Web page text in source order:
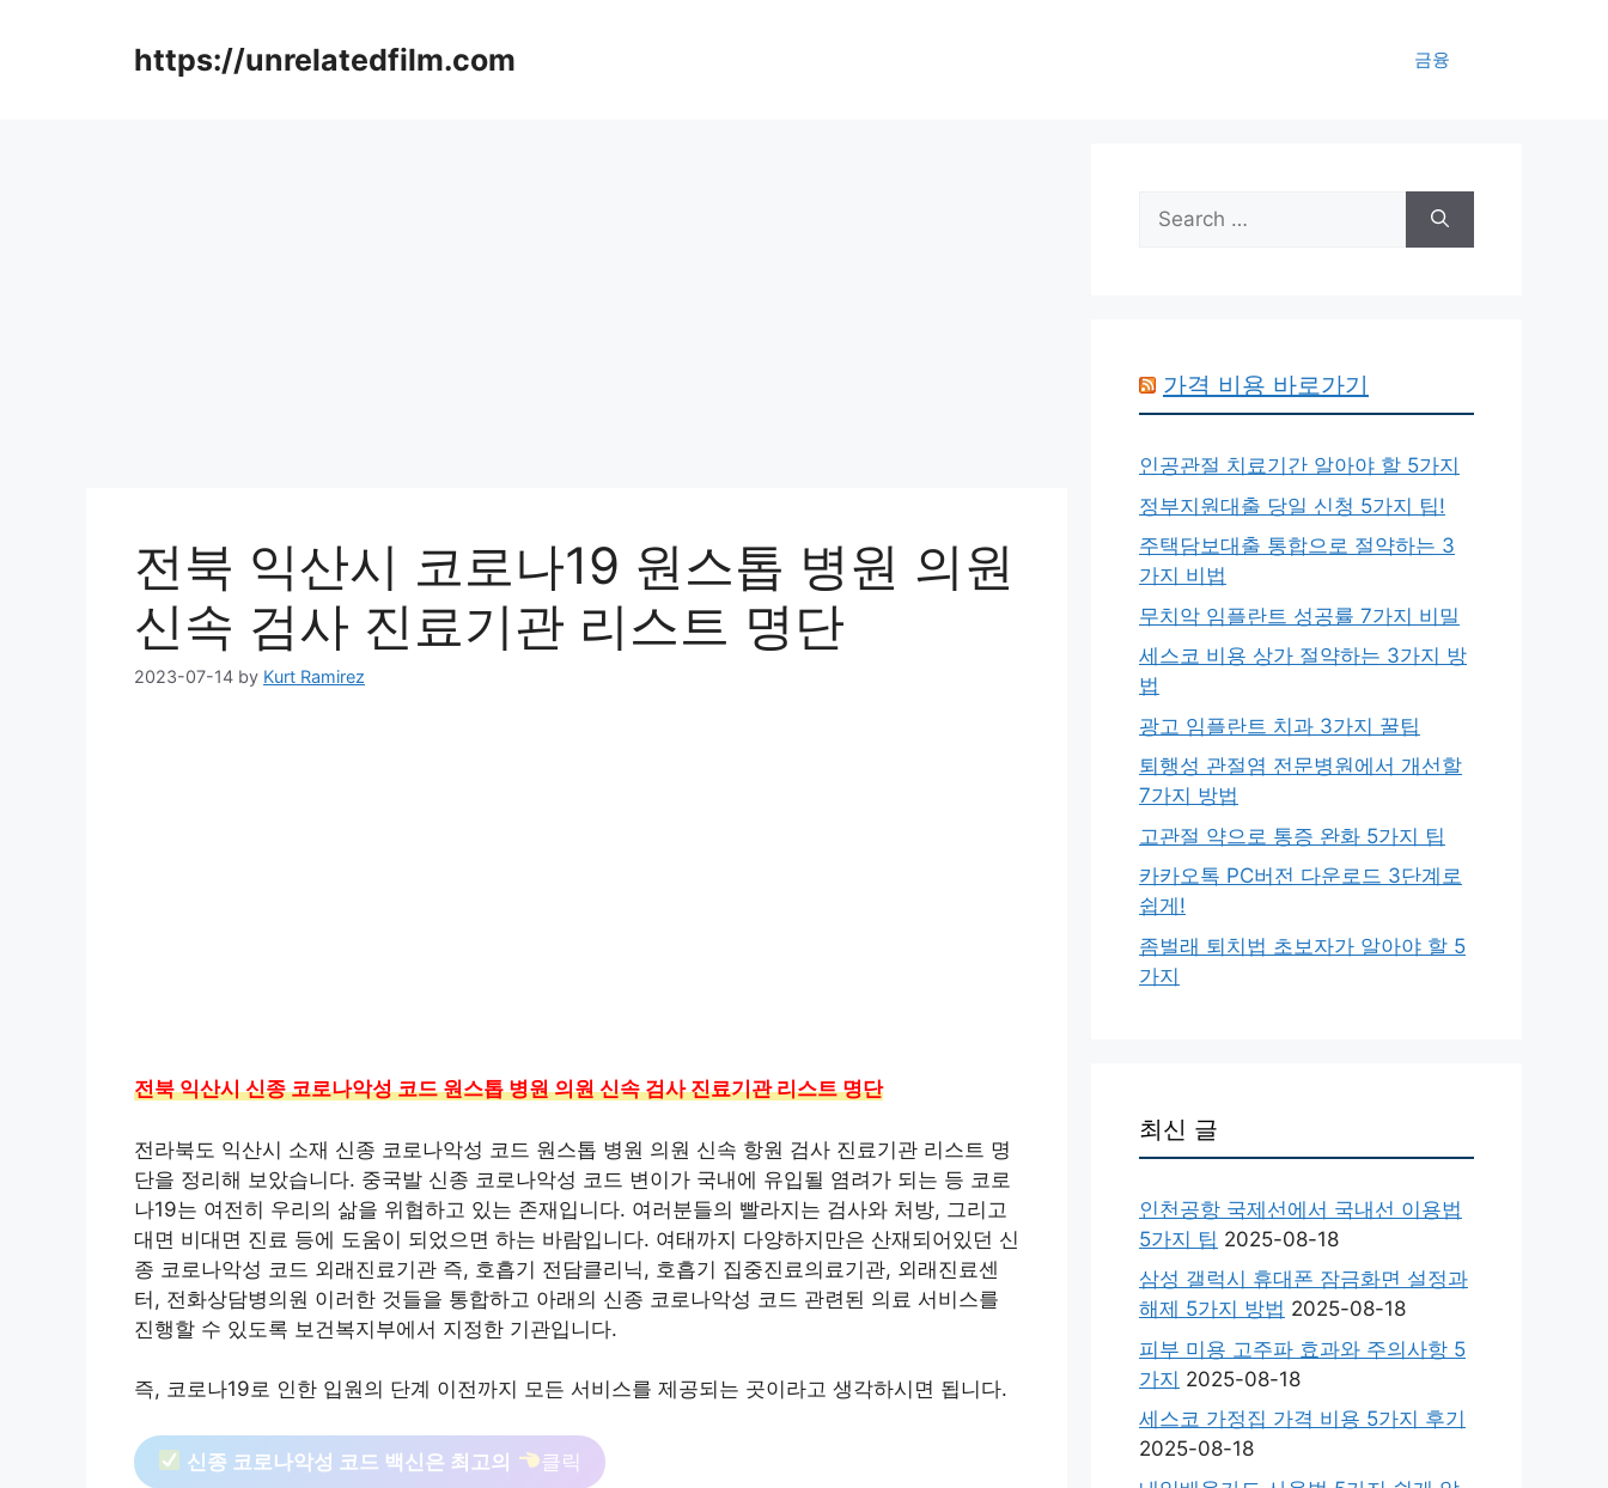
https://unrelatedfilm.com 금융
전북 익산시 코로나19 원스톱 병원 의원
신속 검사 진료기관 리스트 명단
2023-07-14 by Kurt Ramirez
전북 익산시 신종 코로나악성 코드 원스톱 병원 의원 신속 검사 진료기관 리스트 명단
전라북도 익산시 소재 신종 코로나악성 코드 원스톱 병원 의원 신속 항원 검사 진료기관 리스트 명
단을 정리해 보았습니다. 중국발 신종 코로나악성 코드 변이가 국내에 유입될 염려가 되는 등 코로
나19는 여전히 우리의 삶을 위협하고 있는 존재입니다. 여러분들의 빨라지는 검사와 처방, 그리고
대면 비대면 진료 등에 도움이 되었으면 하는 바람입니다. 여태까지 다양하지만은 산재되어있던 신
종 코로나악성 코드 외래진료기관 즉, 호흡기 전담클리닉, 호흡기 집중진료의료기관, 외래진료센
터, 전화상담병의원 이러한 것들을 통합하고 아래의 신종 코로나악성 코드 관련된 의료 서비스를
진행할 수 있도록 보건복지부에서 지정한 기관입니다.
즉, 코로나19로 인한 입원의 단계 이전까지 모든 서비스를 제공되는 곳이라고 생각하시면 됩니다.
신종 코로나악성 코드 백신은 최고의 클릭
Search
for:
가격 비용 바로가기
인공관절 치료기간 알아야 할 5가지
정부지원대출 당일 신청 5가지 팁!
주택담보대출 통합으로 절약하는 3
가지 비법
무치악 임플란트 성공률 7가지 비밀
세스코 비용 상가 절약하는 3가지 방
법
광고 임플란트 치과 3가지 꿀팁
퇴행성 관절염 전문병원에서 개선할
7가지 방법
고관절 약으로 통증 완화 5가지 팁
카카오톡 PC버전 다운로드 3단계로
쉽게!
좀벌래 퇴치법 초보자가 알아야 할 5
가지
최신 글
인천공항 국제선에서 국내선 이용법
5가지 팁 2025-08-18
삼성 갤럭시 휴대폰 잠금화면 설정과
해제 5가지 방법 2025-08-18
피부 미용 고주파 효과와 주의사항 5
가지 2025-08-18
세스코 가정집 가격 비용 5가지 후기
2025-08-18